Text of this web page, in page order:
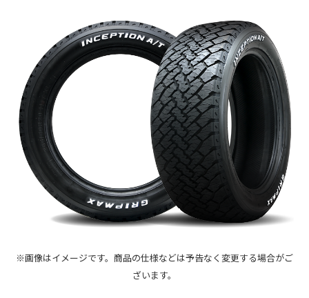
※画像はイメージです。商品の仕様などは予告なく変更する場合がご
ざいます。